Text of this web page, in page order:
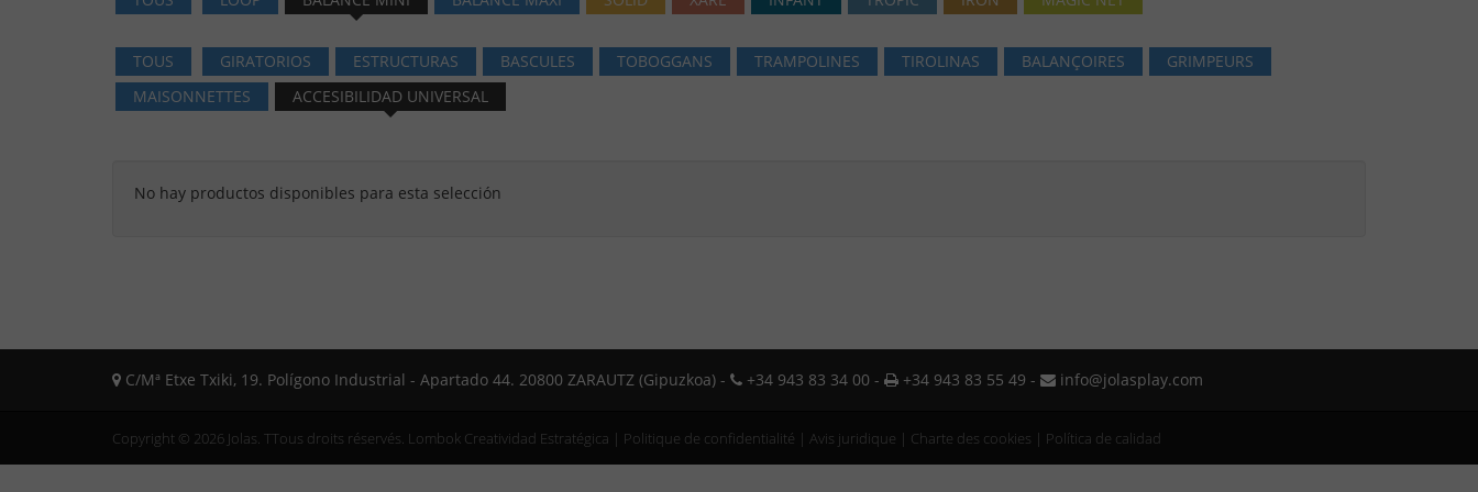
TOUS GIRATORIOS ESTRUCTURAS BASCULES TOBOGGANS TRAMPOLINES TIROLINAS BALANÇOIRES
GRIMPEURS
MAISONNETTES
ACCESIBILIDAD UNIVERSAL
No hay productos disponibles para esta selección
C/Mª Etxe Txiki, 19. Polígono Industrial - Apartado 44. 20800 ZARAUTZ (Gipuzkoa) - +34 943 83 34 00 - +34 943 83 55 49 - info@jolasplay.com
Copyright © 2026 Jolas. TTous droits réservés. Lombok Creatividad Estratégica | Politique de confidentialité | Avis juridique | Charte des cookies | Política de calidad